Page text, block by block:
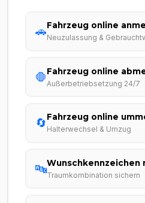
🚗Fahrzeug online
Neuzulassung &
🛑Fahrzeug online
Außerbetriebsetzung 24/7
🔄Fahrzeug online
Halterwechsel & Umzug
🔤Wunschkennzeichen
Traumkombination sichern